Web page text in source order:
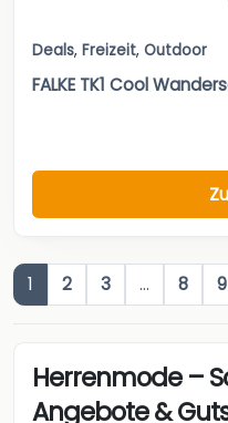
Deals, Freizeit, Outdoor
FALKE TK1 Cool
1 2 3 … 8 9
Herrenmode –
Angebote &